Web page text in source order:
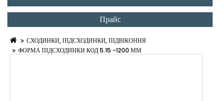
Прайс
СХОДИНКИ, ПІДСХОДИНКИ, ПІДВІКОННЯ
ФОРМА ПІДСХОДИНКИ КОД 5.15 -1200 ММ